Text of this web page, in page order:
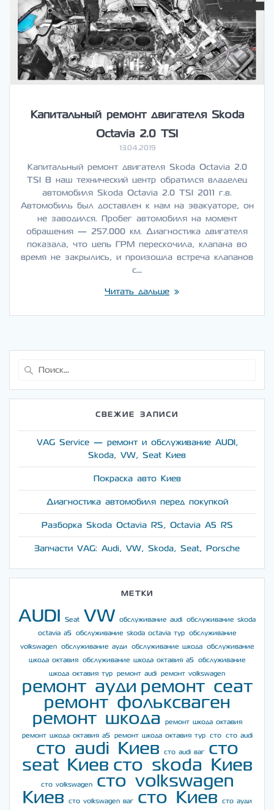
Капитальный ремонт двигателя Skoda
Octavia 2.0 TSI
13.04.2019
Капитальный ремонт двигателя Skoda Octavia 2.0
TSI В наш технический центр обратился владелец
автомобиля Skoda Octavia 2.0 TSI 2011 г.в.
Автомобиль был доставлен к нам на эвакуаторе, он
не заводился. Пробег автомобиля на момент
обращения — 257.000 км. Диагностика двигателя
показала, что цепь ГРМ перескочила, клапана во
время не закрылись, и произошла встреча клапанов
с…
Читать дальше
СВЕЖИЕ ЗАПИСИ
VAG Service — ремонт и обслуживание AUDI,
Skoda, VW, Seat Киев
Покраска авто Киев
Диагностика автомобиля перед покупкой
Разборка Skoda Octavia RS, Octavia A5 RS
Запчасти VAG: Audi, VW, Skoda, Seat, Porsche
МЕТКИ
AUDI Seat VW обслуживание audi
обслуживание skoda
octavia a5
обслуживание skoda octavia тур
обслуживание
volkswagen
обслуживание ауди обслуживание шкода
обслуживание
шкода октавия
обслуживание шкода октавия а5
обслуживание
шкода октавия тур
ремонт audi ремонт volkswagen
ремонт ауди ремонт сеат
ремонт фольксваген
ремонт шкода
ремонт шкода октавия
ремонт шкода октавия а5
ремонт шкода октавия тур сто сто audi
сто audi Киев сто audi ваг
сто
seat Киев сто skoda Киев
сто volkswagen
сто volkswagen
Киев
сто volkswagen ваг сто Киев сто ауди